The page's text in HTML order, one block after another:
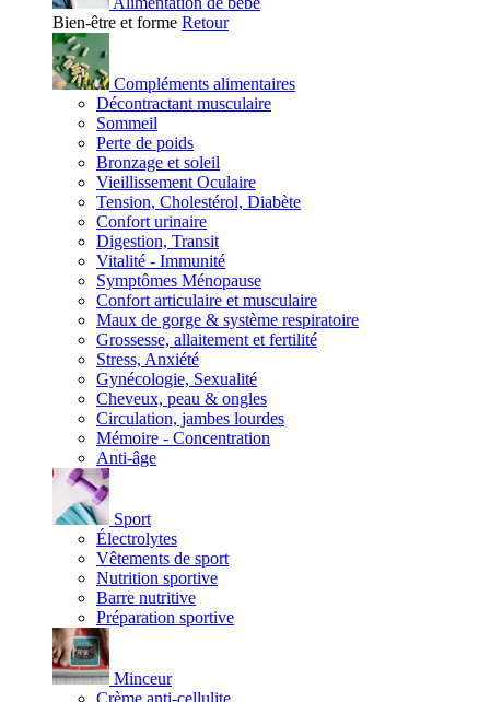
Bien-être et forme Retour
Compléments alimentaires
Décontractant musculaire
Sommeil
Perte de poids
Bronzage et soleil
Vieillissement Oculaire
Tension, Cholestérol, Diabète
Confort urinaire
Digestion, Transit
Vitalité - Immunité
Symptômes Ménopause
Confort articulaire et musculaire
Maux de gorge & système respiratoire
Grossesse, allaitement et fertilité
Stress, Anxiété
Gynécologie, Sexualité
Cheveux, peau & ongles
Circulation, jambes lourdes
Mémoire - Concentration
Anti-âge
Sport
Électrolytes
Vêtements de sport
Nutrition sportive
Barre nutritive
Préparation sportive
Minceur
Crème anti-cellulite